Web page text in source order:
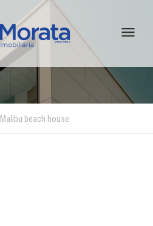
Malibu beach house